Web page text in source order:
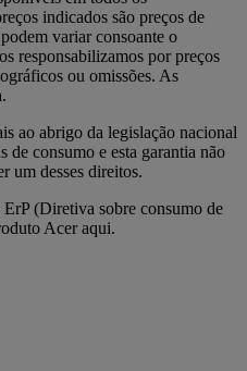
indicados são preços de
variar consoante o
responsabilizamos por preços
ou omissões. As
ao abrigo da legislação nacional
de consumo e esta garantia não
um desses direitos.
(Diretiva sobre consumo de
Acer aqui.